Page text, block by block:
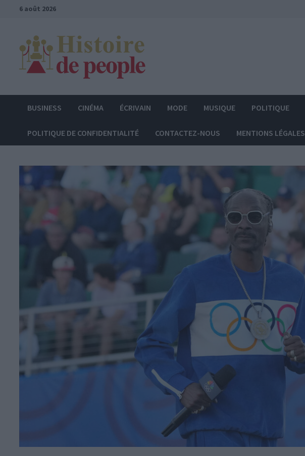
Passer6 août 2026
BUSINESS CINÉMA ÉCRIVAIN MODE MUSIQUE POLITIQUE
POLITIQUE DE CONFIDENTIALITÉ CONTACTEZ-NOUS MENTIONS LÉGALES